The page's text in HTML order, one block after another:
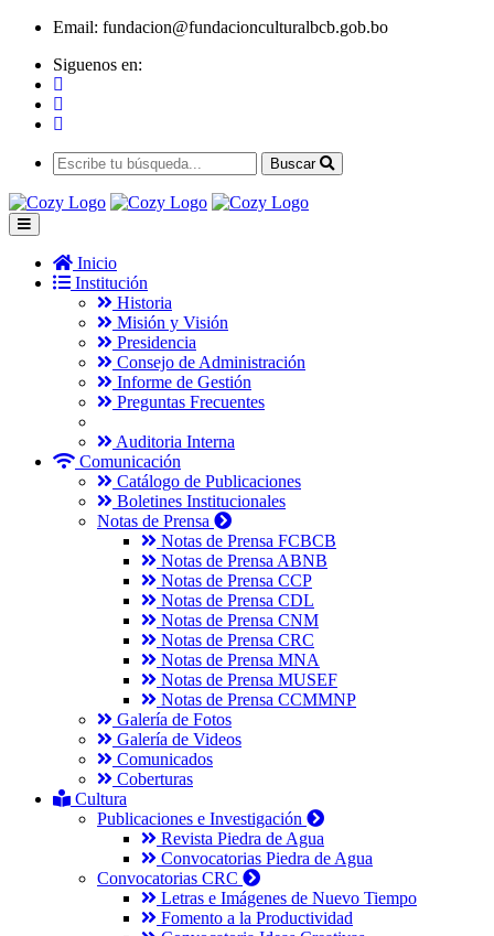
Email: fundacion@fundacionculturalbcb.gob.bo
Siguenos en:
Buscar
Inicio
Institución
Historia
Misión y Visión
Presidencia
Consejo de Administración
Informe de Gestión
Preguntas Frecuentes
Auditoria Interna
Comunicación
Catálogo de Publicaciones
Boletines Institucionales
Notas de Prensa
Notas de Prensa FCBCB
Notas de Prensa ABNB
Notas de Prensa CCP
Notas de Prensa CDL
Notas de Prensa CNM
Notas de Prensa CRC
Notas de Prensa MNA
Notas de Prensa MUSEF
Notas de Prensa CCMMNP
Galería de Fotos
Galería de Videos
Comunicados
Coberturas
Cultura
Publicaciones e Investigación
Revista Piedra de Agua
Convocatorias Piedra de Agua
Convocatorias CRC
Letras e Imágenes de Nuevo Tiempo
Fomento a la Productividad